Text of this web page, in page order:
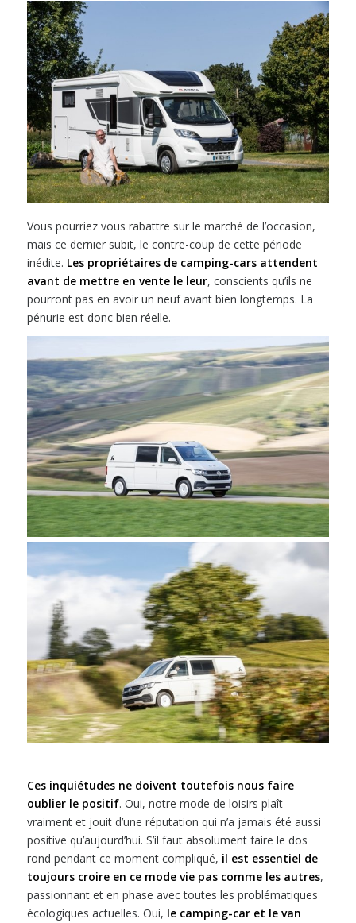
Vous pourriez vous rabattre sur le marché de l’occasion,
mais ce dernier subit, le contre-coup de cette période
inédite. Les propriétaires de camping-cars attendent
avant de mettre en vente le leur, conscients qu’ils ne
pourront pas en avoir un neuf avant bien longtemps. La
pénurie est donc bien réelle.
Ces inquiétudes ne doivent toutefois nous faire
oublier le positif. Oui, notre mode de loisirs plaît
vraiment et jouit d’une réputation qui n’a jamais été aussi
positive qu’aujourd’hui. S’il faut absolument faire le dos
rond pendant ce moment compliqué, il est essentiel de
toujours croire en ce mode vie pas comme les autres,
passionnant et en phase avec toutes les problématiques
écologiques actuelles. Oui, le camping-car et le van